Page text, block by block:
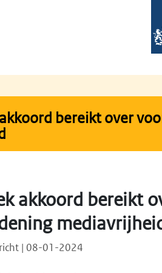
bereikt over
akkoord bereikt
| 08-01-2024